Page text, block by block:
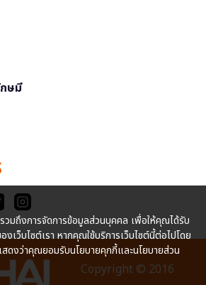
ษมี
Copyright © 2016
วมถึงการจัดการข้อมูลส่วนบุคคล เพื่อให้คุณได้รับ
เว็บไซต์เรา หากคุณใช้บริการเว็บไซต์นี้ต่อไปโดย
ดงว่าคุณยอมรับนโยบายคุกกี้และนโยบายส่วน